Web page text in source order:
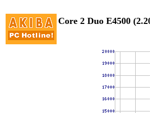
Core 2 Duo E4500